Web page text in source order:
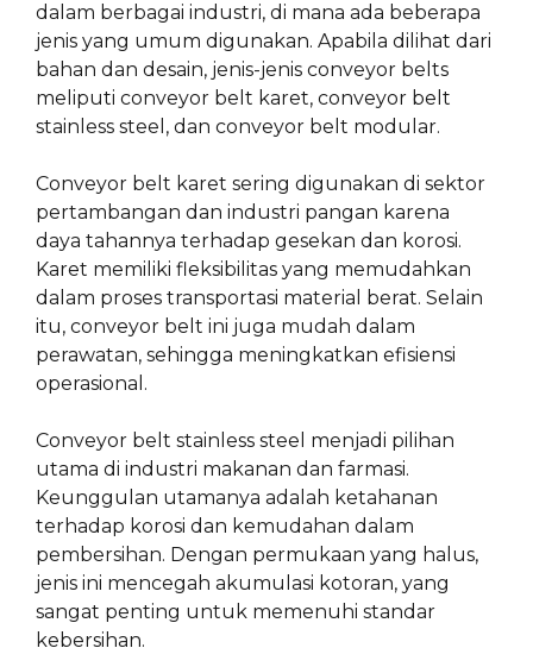
dalam berbagai industri, di mana ada beberapa
jenis yang umum digunakan. Apabila dilihat dari
bahan dan desain, jenis-jenis conveyor belts
meliputi conveyor belt karet, conveyor belt
stainless steel, dan conveyor belt modular.
Conveyor belt karet sering digunakan di sektor
pertambangan dan industri pangan karena
daya tahannya terhadap gesekan dan korosi.
Karet memiliki fleksibilitas yang memudahkan
dalam proses transportasi material berat. Selain
itu, conveyor belt ini juga mudah dalam
perawatan, sehingga meningkatkan efisiensi
operasional.
Conveyor belt stainless steel menjadi pilihan
utama di industri makanan dan farmasi.
Keunggulan utamanya adalah ketahanan
terhadap korosi dan kemudahan dalam
pembersihan. Dengan permukaan yang halus,
jenis ini mencegah akumulasi kotoran, yang
sangat penting untuk memenuhi standar
kebersihan.